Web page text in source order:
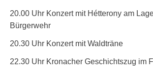
20.00 Uhr Konzert mit Hétterony am
Bürgerwehr
20.30 Uhr Konzert mit Waldträne
22.30 Uhr Kronacher Geschichtszug im